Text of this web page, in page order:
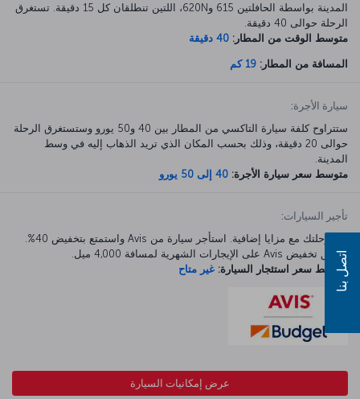
المدينة بواسطة الحافلتين 615 و620N، اللتين تنطلقان كل 15 دقيقة. تستغرق
الرحلة حوالى 40 دقيقة.
متوسط الوقت من المطار: 40 دقيقة
المسافة من المطار: 19 كم
سيارة الأجرة:
ستتراوح كلفة سيارة التاكسي من المطار بين 40 و50 يورو وستستغرق الرحلة
حوالى 20 دقيقة، وذلك بحسب المكان الذي تريد الذهاب إليه في وسط
المدينة.
متوسط سعر سيارة الأجرة: 40 إلى 50 يورو
تأجير السيارات:
ابدأ رحلتك مع مزايا إضافية. استأجر سيارة من Avis واستمتع بتخفيض 40%.
ينطبق تخفيض Avis على الإيجارات الشهرية لمسافة 4,000 ميل.
متوسط سعر استئجار السيارة: غير متاح
عرض إمكانيات السيارة
اتصل بنا